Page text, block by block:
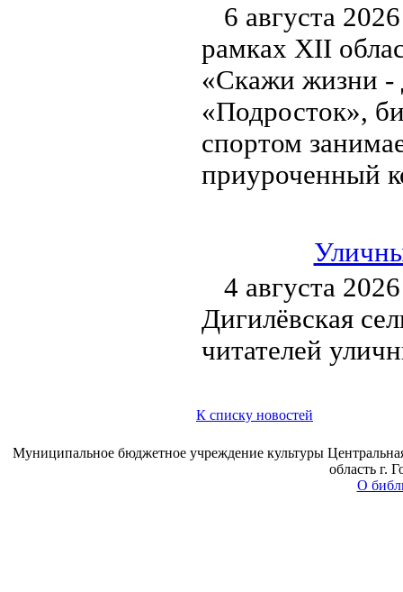
6 августа
рамках XII
«Скажи жизни -
«Подросток»,
спортом
приуроченный
4 августа
Дигилёвская
читателей
К списку новостей
Муниципальное бюджетное учреждение культуры
область г.
О